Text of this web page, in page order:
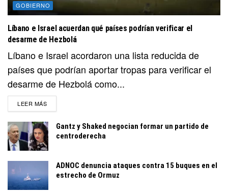
GOBIERNO
Líbano e Israel acuerdan qué países podrían verificar el
desarme de Hezbolá
Líbano e Israel acordaron una lista reducida de
países que podrían aportar tropas para verificar el
desarme de Hezbolá como...
LEER MÁSDETAILS
Gantz y Shaked negocian formar un partido de
centroderecha
ADNOC denuncia ataques contra 15 buques en el
estrecho de Ormuz